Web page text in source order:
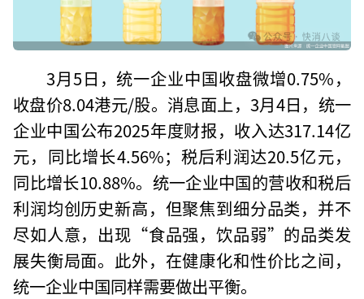
3月5日，统一企业中国收盘微增0.75%，
收盘价8.04港元/股。消息面上，3月4日，统一
企业中国公布2025年度财报，收入达317.14亿
元，同比增长4.56%；税后利润达20.5亿元，
同比增长10.88%。统一企业中国的营收和税后
利润均创历史新高，但聚焦到细分品类，并不
尽如人意，出现“食品强，饮品弱”的品类发
展失衡局面。此外，在健康化和性价比之间，
统一企业中国同样需要做出平衡。